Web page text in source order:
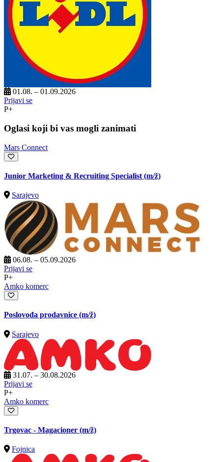
01.08. – 01.09.2026
Prijavi se
P+
Oglasi koji bi vas mogli zanimati
Mars Connect
Junior Marketing & Recruiting Specialist (m/ž)
Sarajevo
06.08. – 05.09.2026
Prijavi se
P+
Amko komerc
Poslovođa prodavnice (m/ž)
Sarajevo
31.07. – 30.08.2026
Prijavi se
P+
Amko komerc
Trgovac - Magacioner (m/ž)
Fojnica